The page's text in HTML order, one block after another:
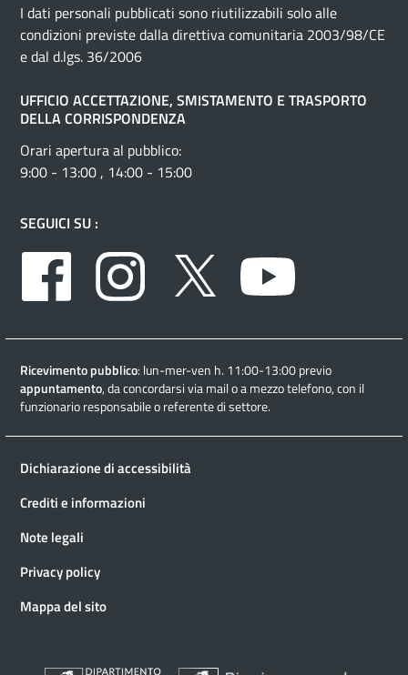
I dati personali pubblicati sono riutilizzabili solo alle
condizioni previste dalla direttiva comunitaria 2003/98/CE
e dal d.lgs. 36/2006
UFFICIO ACCETTAZIONE, SMISTAMENTO E TRASPORTO
DELLA CORRISPONDENZA
Orari apertura al pubblico:
9:00 - 13:00 , 14:00 - 15:00
SEGUICI SU :
Facebook
Instagram Twitter
Ricevimento pubblico: lun-mer-ven h. 11:00-13:00 previo
appuntamento, da concordarsi via mail o a mezzo telefono, con il
funzionario responsabile o referente di settore.
Dichiarazione di accessibilità
Crediti e informazioni
Note legali
Privacy policy
Mappa del sito